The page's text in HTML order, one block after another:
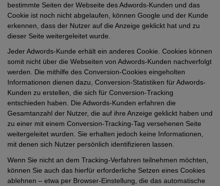
bestimmte Seiten der Webseite des Adwords-Kunden und das
Cookie ist noch nicht abgelaufen, können Google und der Kunde
erkennen, dass der Nutzer auf die Anzeige geklickt hat und zu
dieser Seite weitergeleitet wurde.
Jeder Adwords-Kunde erhält ein anderes Cookie. Cookies können
somit nicht über die Webseiten von Adwords-Kunden nachverfolgt
werden. Die mithilfe des Conversion-Cookies eingeholten
Informationen dienen dazu, Conversion-Statistiken für Adwords-
Kunden zu erstellen, die sich für Conversion-Tracking
entschieden haben. Die Adwords-Kunden erfahren die
Gesamtanzahl der Nutzer, die auf ihre Anzeige geklickt haben und
zu einer mit einem Conversion-Tracking-Tag versehenen Seite
weitergeleitet wurden. Sie erhalten jedoch keine Informationen,
mit denen sich Nutzer persönlich identifizieren lassen.
Wenn Sie nicht an dem Tracking-Verfahren teilnehmen möchten,
können Sie auch das hierfür erforderliche Setzen eines Cookies
ablehnen – etwa per Browser-Einstellung, die das automatische